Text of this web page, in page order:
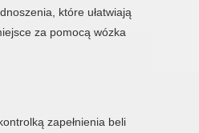
które ułatwiają
za pomocą wózka
zapełnienia beli